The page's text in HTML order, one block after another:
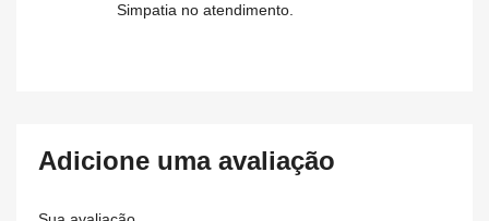
Simpatia no atendimento.
Adicione uma avaliação